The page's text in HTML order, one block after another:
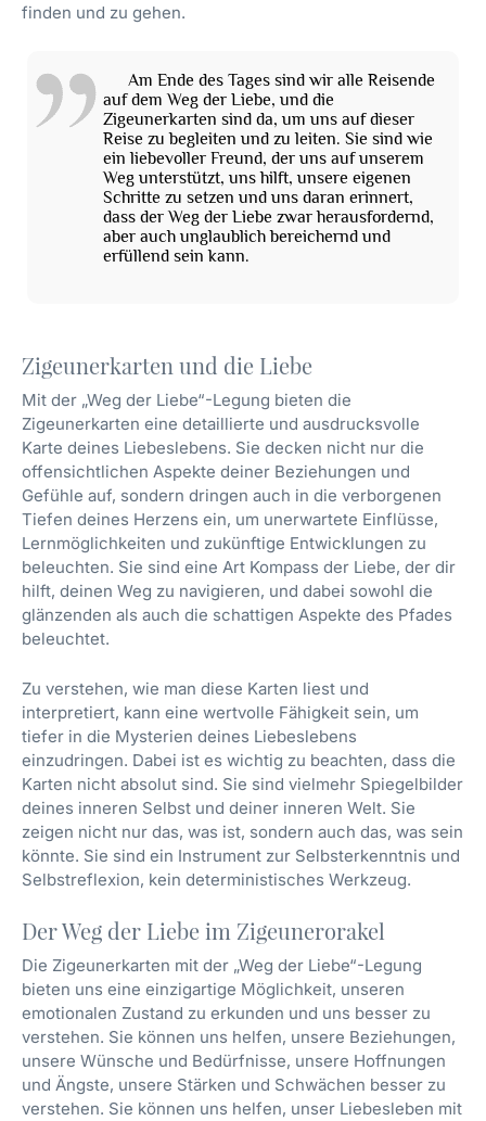
finden und zu gehen.
Am Ende des Tages sind wir alle Reisende
auf dem Weg der Liebe, und die
Zigeunerkarten sind da, um uns auf dieser
Reise zu begleiten und zu leiten. Sie sind wie
ein liebevoller Freund, der uns auf unserem
Weg unterstützt, uns hilft, unsere eigenen
Schritte zu setzen und uns daran erinnert,
dass der Weg der Liebe zwar herausfordernd,
aber auch unglaublich bereichernd und
erfüllend sein kann.
Zigeunerkarten und die Liebe
Mit der „Weg der Liebe“-Legung bieten die
Zigeunerkarten eine detaillierte und ausdrucksvolle
Karte deines Liebeslebens. Sie decken nicht nur die
offensichtlichen Aspekte deiner Beziehungen und
Gefühle auf, sondern dringen auch in die verborgenen
Tiefen deines Herzens ein, um unerwartete Einflüsse,
Lernmöglichkeiten und zukünftige Entwicklungen zu
beleuchten. Sie sind eine Art Kompass der Liebe, der dir
hilft, deinen Weg zu navigieren, und dabei sowohl die
glänzenden als auch die schattigen Aspekte des Pfades
beleuchtet.
Zu verstehen, wie man diese Karten liest und
interpretiert, kann eine wertvolle Fähigkeit sein, um
tiefer in die Mysterien deines Liebeslebens
einzudringen. Dabei ist es wichtig zu beachten, dass die
Karten nicht absolut sind. Sie sind vielmehr Spiegelbilder
deines inneren Selbst und deiner inneren Welt. Sie
zeigen nicht nur das, was ist, sondern auch das, was sein
könnte. Sie sind ein Instrument zur Selbsterkenntnis und
Selbstreflexion, kein deterministisches Werkzeug.
Der Weg der Liebe im Zigeunerorakel
Die Zigeunerkarten mit der „Weg der Liebe“-Legung
bieten uns eine einzigartige Möglichkeit, unseren
emotionalen Zustand zu erkunden und uns besser zu
verstehen. Sie können uns helfen, unsere Beziehungen,
unsere Wünsche und Bedürfnisse, unsere Hoffnungen
und Ängste, unsere Stärken und Schwächen besser zu
verstehen. Sie können uns helfen, unser Liebesleben mit